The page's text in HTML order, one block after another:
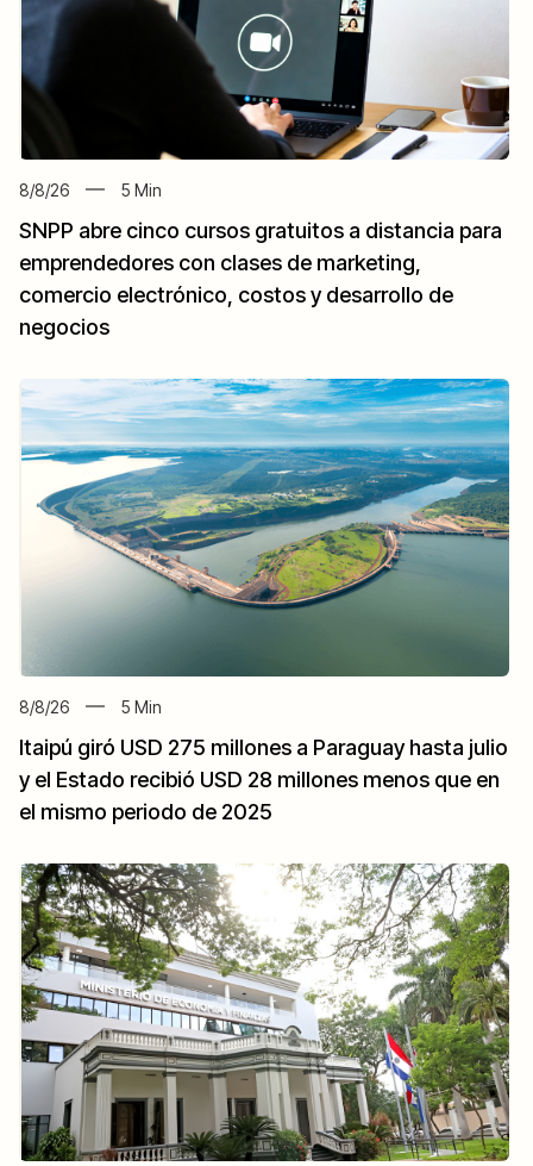
8/8/26 5 Min
SNPP abre cinco cursos gratuitos a distancia para
emprendedores con clases de marketing,
comercio electrónico, costos y desarrollo de
negocios
8/8/26 5 Min
Itaipú giró USD 275 millones a Paraguay hasta julio
y el Estado recibió USD 28 millones menos que en
el mismo periodo de 2025